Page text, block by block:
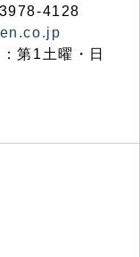
4128
第1土曜・日